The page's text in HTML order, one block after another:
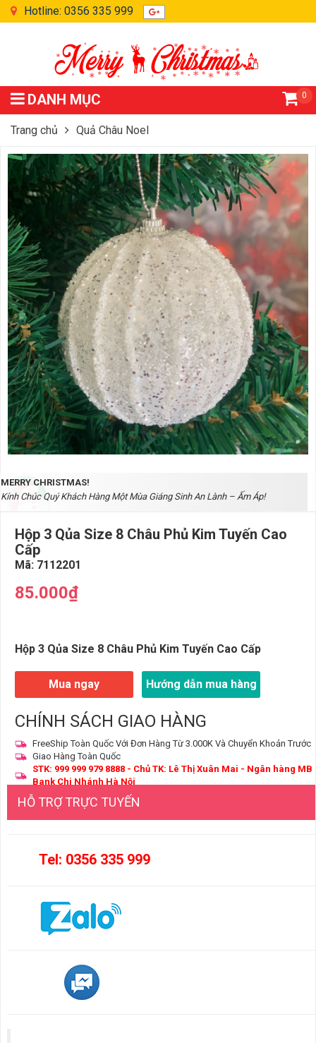
Hotline: 0356 335 999
DANH MỤC 0
Trang chủ Quả Châu Noel
Hộp 3 Qủa Size 8 Châu Phủ Kim Tuyến Cao Cấp
MERRY CHRISTMAS!
Kính Chúc Quý Khách Hàng Một Mùa Giáng Sinh An Lành – Ấm Áp!
Hộp 3 Qủa Size 8 Châu Phủ Kim Tuyến Cao
Cấp
Mã: 7112201
85.000₫
Hộp 3 Qủa Size 8 Châu Phủ Kim Tuyến Cao Cấp
Mua ngay Hướng dẫn mua hàng
CHÍNH SÁCH GIAO HÀNG
FreeShip Toàn Quốc Với Đơn Hàng Từ 3.000K Và Chuyển Khoản Trước
Giao Hàng Toàn Quốc
STK: 999 999 979 8888 - Chủ TK: Lê Thị Xuân Mai - Ngân hàng MB
Bank Chi Nhánh Hà Nội
HỖ TRỢ TRỰC TUYẾN
Tel: 0356 335 999